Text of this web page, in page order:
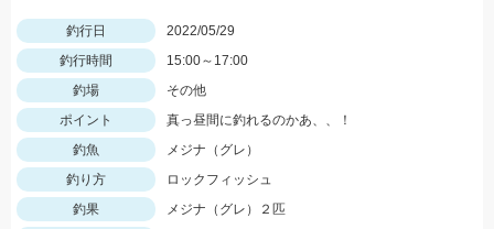
釣行日
2022/05/29
釣行時間
15:00～17:00
釣場
その他
ポイント
真っ昼間に釣れるのかあ、、！
釣魚
メジナ（グレ）
釣り方
ロックフィッシュ
釣果
メジナ（グレ）２匹